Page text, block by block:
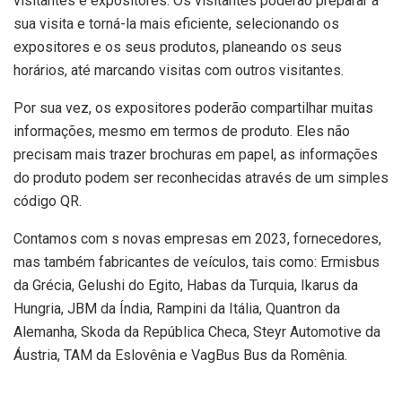
sua visita e torná-la mais eficiente, selecionando os
expositores e os seus produtos, planeando os seus
horários, até marcando visitas com outros visitantes.
Por sua vez, os expositores poderão compartilhar muitas
informações, mesmo em termos de produto. Eles não
precisam mais trazer brochuras em papel, as informações
do produto podem ser reconhecidas através de um simples
código QR.
Contamos com s novas empresas em 2023, fornecedores,
mas também fabricantes de veículos, tais como: Ermisbus
da Grécia, Gelushi do Egito, Habas da Turquia, Ikarus da
Hungria, JBM da Índia, Rampini da Itália, Quantron da
Alemanha, Skoda da República Checa, Steyr Automotive da
Áustria, TAM da Eslovênia e VagBus Bus da Romênia.